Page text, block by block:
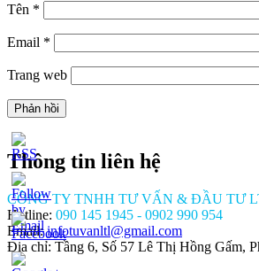
Tên *
Email *
Trang web
Thông tin liên hệ
CÔNG TY TNHH TƯ VẤN & ĐẦU TƯ
Hotline: 090 145 1945 - 0902 990 954
Email:infotuvanltl@gmail.com
Địa chỉ: Tầng 6, Số 57 Lê Thị Hồng Gấm,